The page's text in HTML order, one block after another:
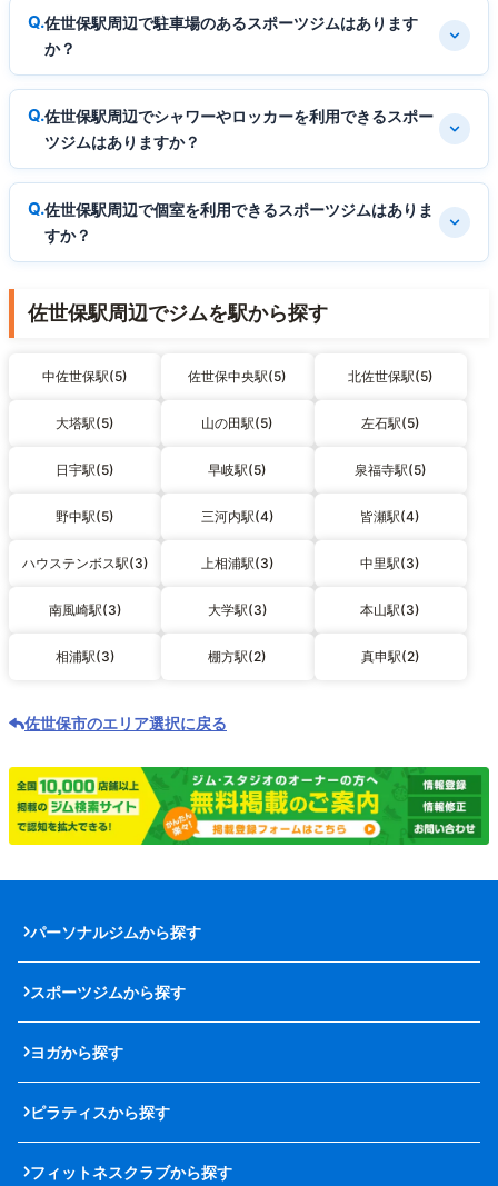
佐世保駅周辺で駐車場のあるスポーツジムはあります
か？
佐世保駅周辺でシャワーやロッカーを利用できるスポー
ツジムはありますか？
佐世保駅周辺で個室を利用できるスポーツジムはありま
すか？
佐世保駅周辺でジムを駅から探す
中佐世保駅(5) 佐世保中央駅(5) 北佐世保駅(5)
大塔駅(5) 山の田駅(5) 左石駅(5)
日宇駅(5) 早岐駅(5) 泉福寺駅(5)
野中駅(5) 三河内駅(4) 皆瀬駅(4)
ハウステンボス駅(3) 上相浦駅(3) 中里駅(3)
南風崎駅(3) 大学駅(3) 本山駅(3)
相浦駅(3) 棚方駅(2) 真申駅(2)
佐世保市のエリア選択に戻る
パーソナルジムから探す
スポーツジムから探す
ヨガから探す
ピラティスから探す
フィットネスクラブから探す